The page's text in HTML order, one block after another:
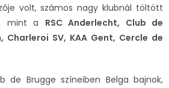
volt, számos nagy klubnál töltött
mint a RSC Anderlecht, Club de
Charleroi SV, KAA Gent, Cercle de
de Brugge színeiben Belga bajnok,